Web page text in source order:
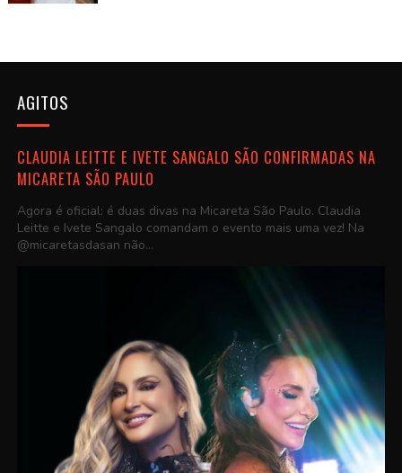
AGITOS
CLAUDIA LEITTE E IVETE SANGALO SÃO CONFIRMADAS NA
MICARETA SÃO PAULO
Agora é oficial: é duas divas na Micareta São Paulo. Claudia
Leitte e Ivete Sangalo comandam o evento mais uma vez! Na
@micaretasdasan não...